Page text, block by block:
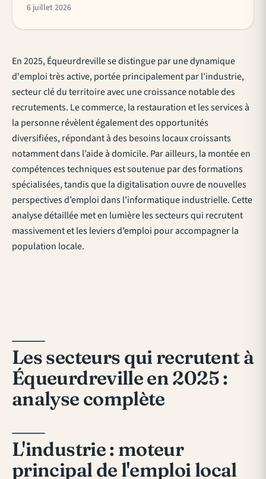
En 2025, Équeurdreville se distingue par une dynamique
d'emploi très active, portée principalement par l'industrie,
secteur clé du territoire avec une croissance notable des
recrutements. Le commerce, la restauration et les services à
la personne révèlent également des opportunités
diversifiées, répondant à des besoins locaux croissants
notamment dans l’aide à domicile. Par ailleurs, la montée en
compétences techniques est soutenue par des formations
spécialisées, tandis que la digitalisation ouvre de nouvelles
perspectives d’emploi dans l’informatique industrielle. Cette
analyse détaillée met en lumière les secteurs qui recrutent
massivement et les leviers d’emploi pour accompagner la
population locale.
Les secteurs qui recrutent à
Équeurdreville en 2025 :
analyse complète
L'industrie : moteur
principal de l'emploi local
6 juillet 2026